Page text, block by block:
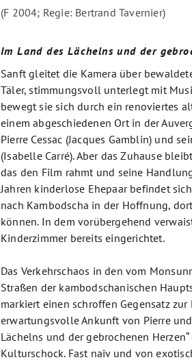
(F 2004; Regie: Bertrand Tavernier)
Im Land des Lächelns und der
Sanft gleitet die Kamera über
Täler, stimmungsvoll unterlegt mit
bewegt sie sich durch ein renoviertes
einem abgeschiedenen Ort in der
Pierre Cessac (Jacques Gamblin) und
(Isabelle Carré). Aber das Zuhause
das den Film rahmt und seine
Jahren kinderlose Ehepaar befindet
nach Kambodscha in der Hoffnung,
können. In dem vorübergehend
Kinderzimmer bereits eingerichtet.
Das Verkehrschaos in den vom
Straßen der kambodschanischen
markiert einen schroffen Gegensatz
erwartungsvolle Ankunft von Pierre
Lächelns und der gebrochenen
Kulturschock. Fast naiv und von